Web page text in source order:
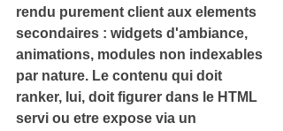
rendu purement client aux elements
secondaires : widgets d'ambiance,
animations, modules non indexables
par nature. Le contenu qui doit
ranker, lui, doit figurer dans le HTML
servi ou etre expose via un